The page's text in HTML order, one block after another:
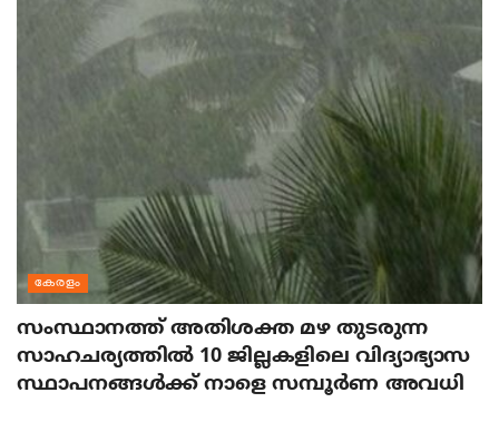
കേരളം
സംസ്ഥാനത്ത് അതിശക്ത മഴ തുടരുന്ന
സാഹചര്യത്തിൽ 10 ജില്ലകളിലെ വിദ്യാഭ്യാസ
സ്ഥാപനങ്ങൾക്ക് നാളെ സമ്പൂർണ അവധി